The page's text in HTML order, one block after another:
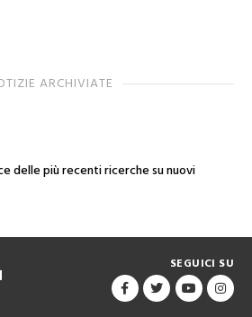
ARCHIVIATE
delle più recenti ricerche su nuovi
SEGUICI SU